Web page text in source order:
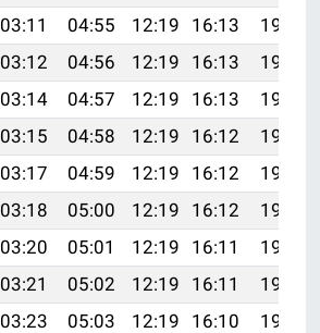
03:11 04:55 12:19 16:13
19:33
03:12 04:56 12:19 16:13
19:32
03:14 04:57 12:19 16:13
19:31
03:15 04:58 12:19 16:12
19:30
03:17 04:59 12:19 16:12
19:29
03:18 05:00 12:19 16:12
19:28
03:20 05:01 12:19 16:11
19:26
03:21 05:02 12:19 16:11
19:25
03:23 05:03 12:19 16:10
19:24